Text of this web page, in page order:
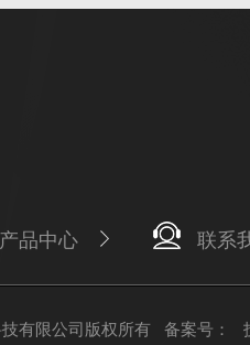
产品中心 联系
有限公司版权所有 备案号：